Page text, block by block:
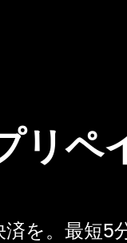
リペ
を。最短5